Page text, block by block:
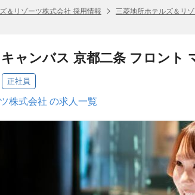
＆リゾーツ株式会社 採用情報 三菱地所ホテルズ＆リ
ャンバス 京都二条 フロント
正社員
株式会社 の求人一覧